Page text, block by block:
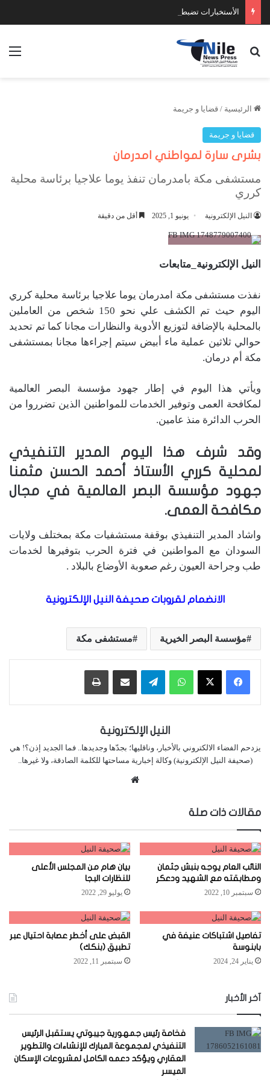
الأستخبارات تضبط عدد كبير من السلاح والمخدرات
بحث عن
الرئيسية / قضايا و جريمة
قضايا و جريمة
بشرى سارة لمواطني امدرمان
مستشفى مكة بامدرمان تنفذ يوما علاجيا برئاسة محلية
كرري
النيل الإلكترونية يونيو 1, 2025 أقل من دقيقة
النيل الإلكترونية_متابعات
نفذت مستشفى مكة امدرمان يوما علاجيا برئاسة محلية كرري
اليوم حيث تم الكشف علي نحو 150 شخص من العاملين
بالمحلية بالإضافة لتوزيع الأدوية والنظارات مجانا كما تم تحديد
حوالي ثلاثين عملية ماء أبيض سيتم إجراءها مجانا بمستشفى
مكة أم درمان.
ويأتي هذا اليوم في إطار جهود مؤسسة البصر العالمية
لمكافحة العمى وتوفير الخدمات للمواطنين الذين تضرروا من
الحرب الدائرة منذ عامين.
وقد شرف هذا اليوم المدير التنفيذي
لمحلية كرري الأستاذ أحمد الحسن مثمنا
جهود مؤسسة البصر العالمية في مجال
مكافحة العمى.
واشاد المدير التنفيذي بوقفة مستشفيات مكة بمختلف ولايات
السودان مع المواطنين في فترة الحرب بتوفيرها لخدمات
طب وجراحة العيون رغم صعوبة الأوضاع بالبلاد .
الانضمام لقروبات صحيفة النيل الإلكترونية
مؤسسة البصر الخيرية مستشفى مكة
واتساب تيلقرام مشاركة عبر البريد طباعة
النيل الإلكترونية
يزدحم الفضاء الالكتروني بالأخبار، وناقليها؛ بجدّها وجديدها.. فما الجديد إذن؟! هي
(صحيفة النيل الإلكترونية) وكالة إخبارية مساحتها للكلمة الصادقة، ولا غيرها..
مقالات ذات صلة
النائب العام يوجه بنبش جثمان
ومطابقته مع الشهيد ودعكر
سبتمبر 10, 2022
بيان هام من المجلس الأعلى
للنظارات البجا
يوليو 29, 2022
تفاصيل اشتباكات عنيفة في
بابنوسة
يناير 24, 2024
القبض على أخطر عصابة احتيال عبر
تطبيق (بنكك)
سبتمبر 11, 2022
آخر الأخبار
فخامة رئيس جمهورية جيبوتي يستقبل الرئيس
التنفيذي لمجموعة المبارك للإنشاءات والتطوير
العقاري ويؤكد دعمه الكامل لمشروعات الإسكان
الميسر